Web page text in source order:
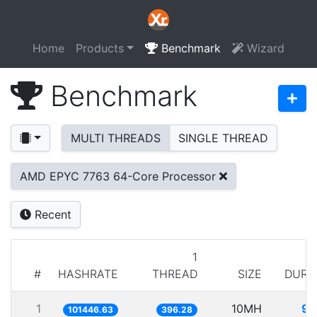
Home Products Benchmark Wizard
Benchmark
MULTI THREADS SINGLE THREAD
AMD EPYC 7763 64-Core Processor
Recent
# HASHRATE
1
THREAD
SIZE
1 101446.63 396.28 10MH